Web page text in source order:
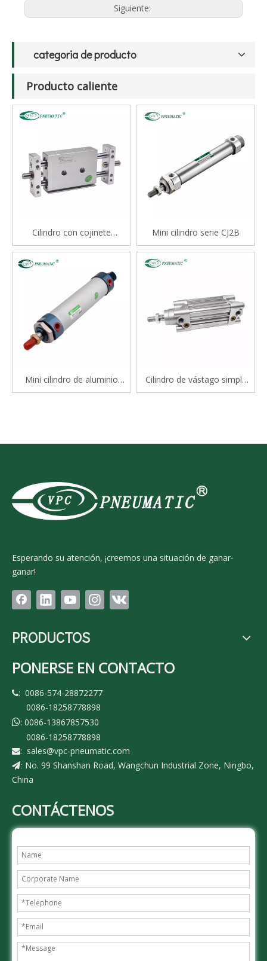
Siguiente:
categoria de producto
Producto caliente
Cilindro con cojinete
deslizante tipo varilla doble
serie STM
Mini cilindro serie CJ2B
Mini cilindro de aluminio
serie Mal
Cilindro de vástago simple
estándar de doble efecto
Esperando su atención, ¡creemos una situación de ganar-
ganar!
PRODUCTOS
PONERSE EN CONTACTO
: 0086-574-28872277
0086-18258778898
: 0086-13867857530
0086-18258778898
: sales@vpc-pneumatic.com
: No. 99 Shanshan Road, Wangchun Industrial Zone, Ningbo,
China
CONTÁCTENOS